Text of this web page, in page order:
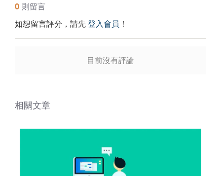
0 則留言
如想留言評分，請先登入會員 ！
目前沒有評論
相關文章